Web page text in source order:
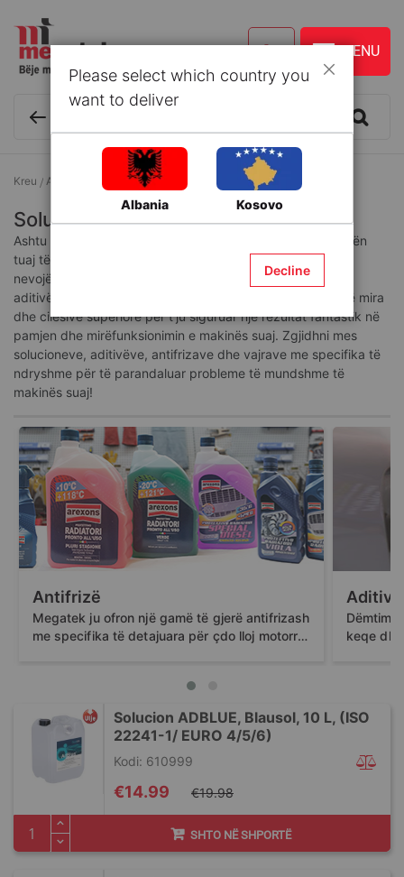
Kreu Aksesorë makinash Solucione dhe Aditivë
Solucione dhe Aditivë
Ashtu si ju që keni nevojë të ushqeheni dhe të kryeni rutinën
tuaj të perkujdesjes personale, ashtu edhe makina juaj ka
nevojë për mirëmbajtje të vazhdueshme! Solucionet dhe
aditivët që do të gjeni në Megatek, janë të markave më të mira
dhe cilësive superiore për t'ju siguruar një rezultat fantastik në
pamjen dhe mirëfunksionimin e makinës suaj. Zgjidhni mes
solucioneve, aditivëve, antifrizave dhe vajrave me specifika të
ndryshme për të parandaluar probleme të mundshme të
makinës suaj!
Antifrizë
Megatek ju ofron një gamë të gjerë antifrizash
me specifika të detajuara për çdo lloj motorri,
Aditive
Dëmtimi
keqe
Solucion ADBLUE, Blausol, 10 L, (ISO
22241-1/ EURO 4/5/6)
Special
Price
€14.99 €19.98
Kodi: 610999
SHTO NË SHPORTË
Please select which country you
want to deliver
Albania Kosovo
Decline